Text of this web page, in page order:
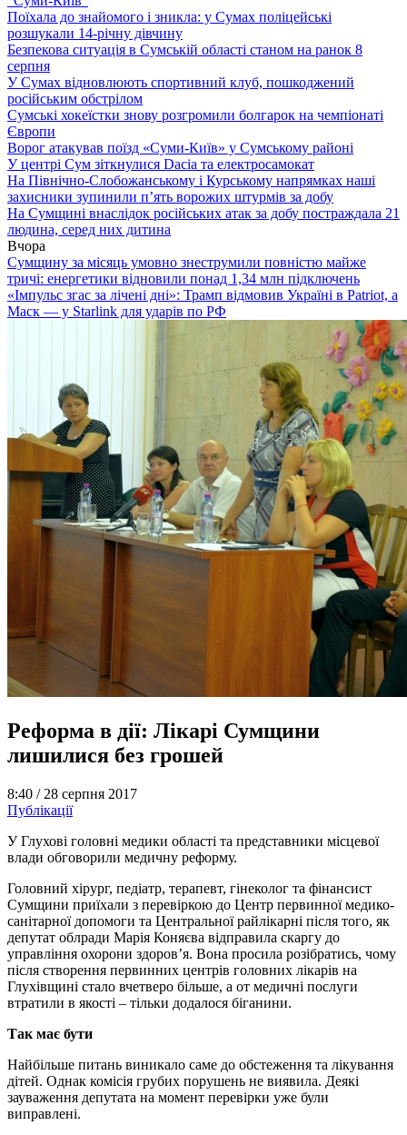
Поїхала до знайомого і зникла: у Сумах поліцейські
розшукали 14-річну дівчину
Безпекова ситуація в Сумській області станом на ранок 8
серпня
У Сумах відновлюють спортивний клуб, пошкоджений
російським обстрілом
Сумські хокеїстки знову розгромили болгарок на чемпіонаті
Європи
Ворог атакував поїзд «Суми-Київ» у Сумському районі
У центрі Сум зіткнулися Dacia та електросамокат
На Північно-Слобожанському і Курському напрямках наші
захисники зупинили п’ять ворожих штурмів за добу
На Сумщині внаслідок російських атак за добу постраждала 21
людина, серед них дитина
Вчора
Сумщину за місяць умовно знеструмили повністю майже
тричі: енергетики відновили понад 1,34 млн підключень
«Імпульс згас за лічені дні»: Трамп відмовив Україні в Patriot, а
Маск — у Starlink для ударів по РФ
Реформа в дії: Лікарі Сумщини
лишилися без грошей
8:40 / 28 серпня 2017
Публікації
У Глухові головні медики області та представники місцевої
влади обговорили медичну реформу.
Головний хірург, педіатр, терапевт, гінеколог та фінансист
Сумщини приїхали з перевіркою до Центр первинної медико-
санітарної допомоги та Центральної райлікарні після того, як
депутат облради Марія Коняєва відправила скаргу до
управління охорони здоров’я. Вона просила розібратись, чому
після створення первинних центрів головних лікарів на
Глухівщині стало вчетверо більше, а от медичні послуги
втратили в якості – тільки додалося біганини.
Так має бути
Найбільше питань виникало саме до обстеження та лікування
дітей. Однак комісія грубих порушень не виявила. Деякі
зауваження депутата на момент перевірки уже були
виправлені.